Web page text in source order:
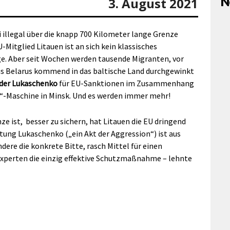
über die knapp 700 Kilometer lange Grenze
Mitglied Litauen ist an sich kein klassisches
seit Wochen werden tausende Migranten, vor
Belarus kommend in das baltische Land durchgewinkt
Lukaschenko für EU-Sanktionen im Zusammenhang
in Minsk. Und es werden immer mehr!
ist, besser zu sichern, hat Litauen die EU dringend
Lukaschenko („ein Akt der Aggression“) ist aus
die konkrete Bitte, rasch Mittel für einen
die einzig effektive Schutzmaßnahme – lehnte